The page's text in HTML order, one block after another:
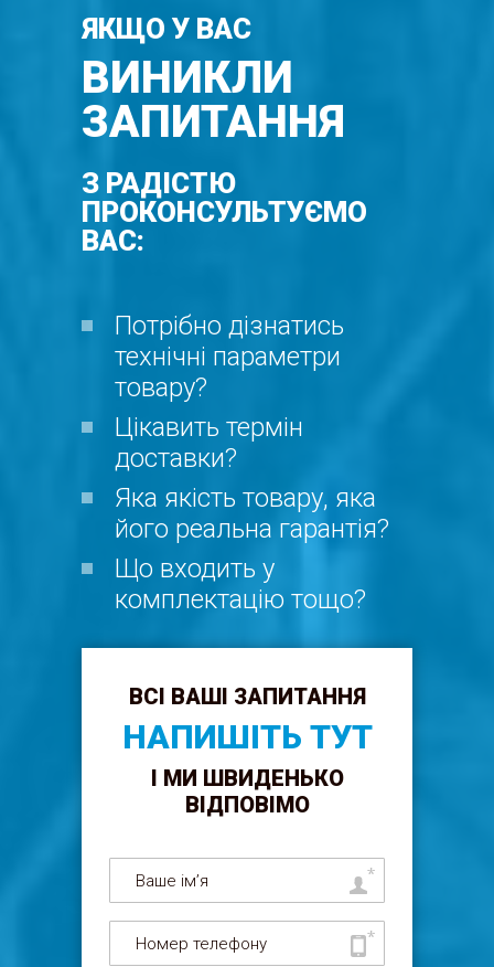
ЯКЩО У ВАС
ВИНИКЛИ
ЗАПИТАННЯ
З РАДІСТЮ
ПРОКОНСУЛЬТУЄМО
ВАС:
Потрібно дізнатись
технічні параметри
товару?
Цікавить термін
доставки?
Яка якість товару, яка
його реальна гарантія?
Що входить у
комплектацію тощо?
ВСІ ВАШІ ЗАПИТАННЯ
НАПИШІТЬ ТУТ
І МИ ШВИДЕНЬКО
ВІДПОВІМО